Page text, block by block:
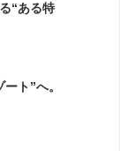
“ある特
ト”へ。